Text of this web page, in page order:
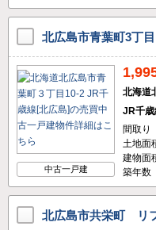
北広島市青葉町3丁目
中古一戸建
北海道
JR千歳
間取り
土地面
建物面
築年数
北広島市共栄町 リ